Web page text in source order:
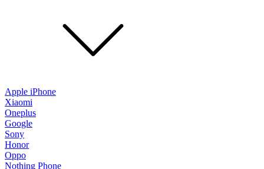
Apple iPhone
Xiaomi
Oneplus
Google
Sony
Honor
Oppo
Nothing Phone